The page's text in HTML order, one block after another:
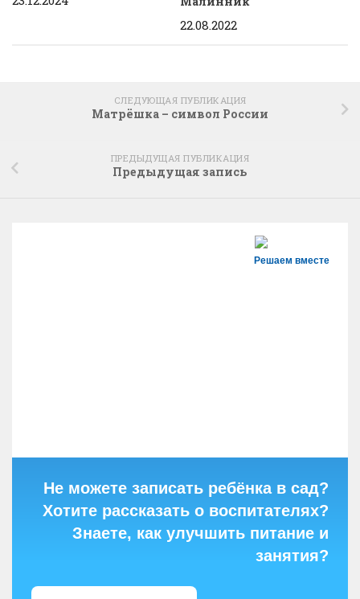
22.08.2022
СЛЕДУЮЩАЯ ПУБЛИКАЦИЯ
Матрёшка – символ России
ПРЕДЫДУЩАЯ ПУБЛИКАЦИЯ
Предыдущая запись
Решаем вместе
Не можете записать ребёнка в сад?
Хотите рассказать о воспитателях?
Знаете, как улучшить питание и
занятия?